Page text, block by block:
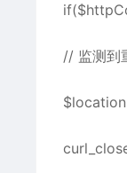
// 监测到
$location